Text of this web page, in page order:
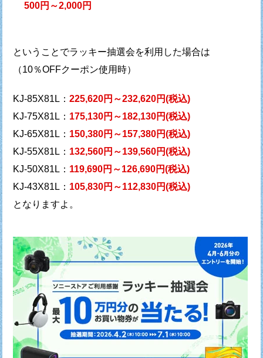
500円～2,000円
ということでラッキー抽選会を利用した場合は
（10％OFFクーポン使用時）
KJ-85X81L： 225,620円～232,620円(税込)
KJ-75X81L： 175,130円～182,130円(税込)
KJ-65X81L： 150,380円～157,380円(税込)
KJ-55X81L： 132,560円～139,560円(税込)
KJ-50X81L： 119,690円～126,690円(税込)
KJ-43X81L： 105,830円～112,830円(税込)
となりますよ。